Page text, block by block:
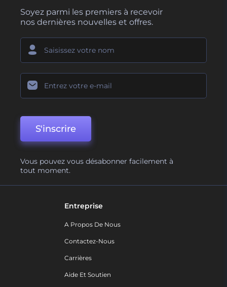
Soyez parmi les premiers à recevoir
nos dernières nouvelles et offres.
S'inscrire
Vous pouvez vous désabonner facilement à
tout moment.
Entreprise
A Propos De Nous
Contactez-Nous
Carrières
Aide Et Soutien